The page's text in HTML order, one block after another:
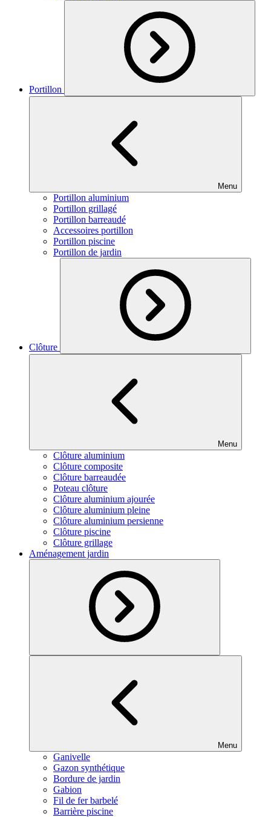
Portillon
Menu
Portillon aluminium
Portillon grillagé
Portillon barreaudé
Accessoires portillon
Portillon piscine
Portillon de jardin
Clôture
Menu
Clôture aluminium
Clôture composite
Clôture barreaudée
Poteau clôture
Clôture aluminium ajourée
Clôture aluminium pleine
Clôture aluminium persienne
Clôture piscine
Clôture grillage
Aménagement jardin
Menu
Ganivelle
Gazon synthétique
Bordure de jardin
Gabion
Fil de fer barbelé
Barrière piscine